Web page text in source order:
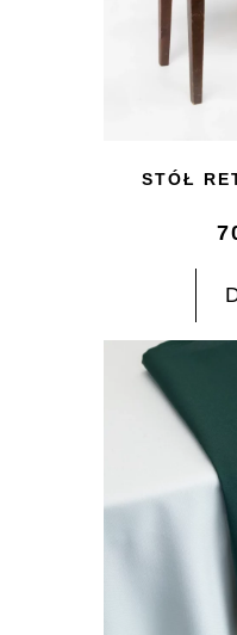
STÓŁ